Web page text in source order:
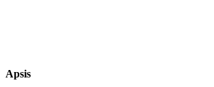
Apsis